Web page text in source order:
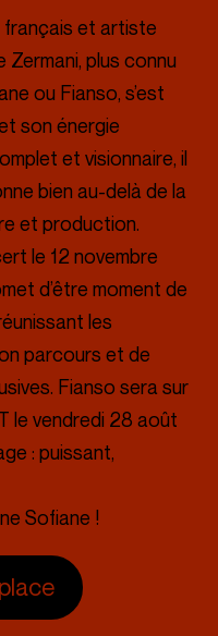
français et artiste
Zermani, plus connu
ou Fianso, s’est
son énergie
et visionnaire, il
bien au-delà de la
et production.
le 12 novembre
d’être moment de
les
parcours et de
Fianso sera sur
le vendredi 28 août
: puissant,
Sofiane !